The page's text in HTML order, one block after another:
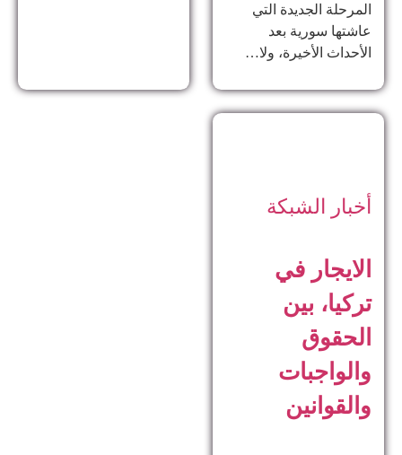
المرحلة الجديدة التي
عاشتها سورية بعد
الأحداث الأخيرة، ولا…
أخبار الشبكة
الايجار في
تركيا، بين
الحقوق
والواجبات
والقوانين